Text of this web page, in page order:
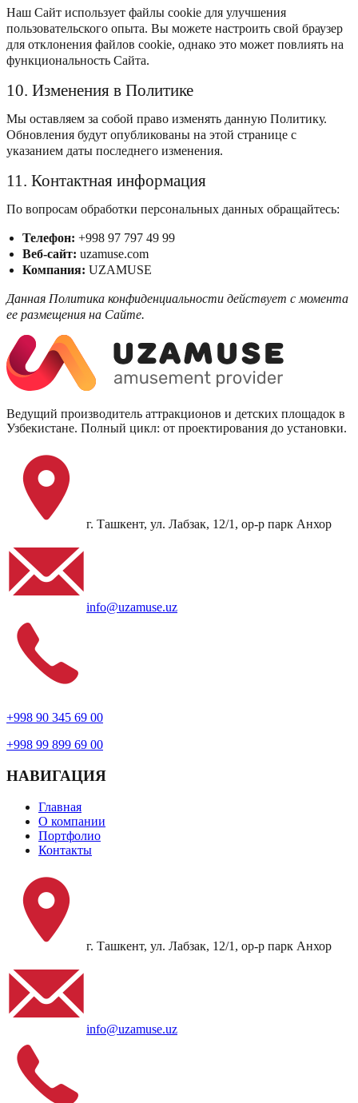
Наш Сайт использует файлы cookie для улучшения
пользовательского опыта. Вы можете настроить свой браузер
для отклонения файлов cookie, однако это может повлиять на
функциональность Сайта.
10. Изменения в Политике
Мы оставляем за собой право изменять данную Политику.
Обновления будут опубликованы на этой странице с
указанием даты последнего изменения.
11. Контактная информация
По вопросам обработки персональных данных обращайтесь:
Телефон: +998 97 797 49 99
Веб-сайт: uzamuse.com
Компания: UZAMUSE
Данная Политика конфиденциальности действует с момента
ее размещения на Сайте.
Ведущий производитель аттракционов и детских площадок в
Узбекистане. Полный цикл: от проектирования до установки.
г. Ташкент, ул. Лабзак, 12/1, ор-р парк Анхор
info@uzamuse.uz
+998 90 345 69 00
+998 99 899 69 00
НАВИГАЦИЯ
Главная
О компании
Портфолио
Контакты
г. Ташкент, ул. Лабзак, 12/1, ор-р парк Анхор
info@uzamuse.uz